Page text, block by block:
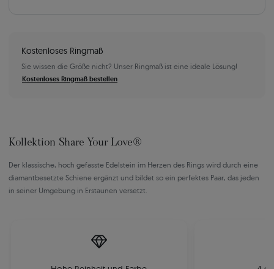
Kostenloses Ringmaß
Sie wissen die Größe nicht? Unser Ringmaß ist eine ideale Lösung!
Kostenloses Ringmaß bestellen
Kollektion Share Your Love®
Der klassische, hoch gefasste Edelstein im Herzen des Rings wird durch eine
diamantbesetzte Schiene ergänzt und bildet so ein perfektes Paar, das jeden
in seiner Umgebung in Erstaunen versetzt.